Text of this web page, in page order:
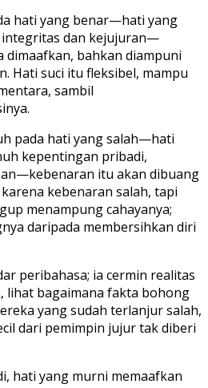
hati yang benar—hati yang
dan kejujuran—
dimaafkan, bahkan diampuni
Hati suci itu fleksibel, mampu
sambil
pada hati yang salah—hati
kepentingan pribadi,
itu akan dibuang
kebenaran salah, tapi
menampung cahayanya;
daripada membersihkan diri
peribahasa; ia cermin realitas
lihat bagaimana fakta bohong
yang sudah terlanjur salah,
dari pemimpin jujur tak diberi
hati yang murni memaafkan